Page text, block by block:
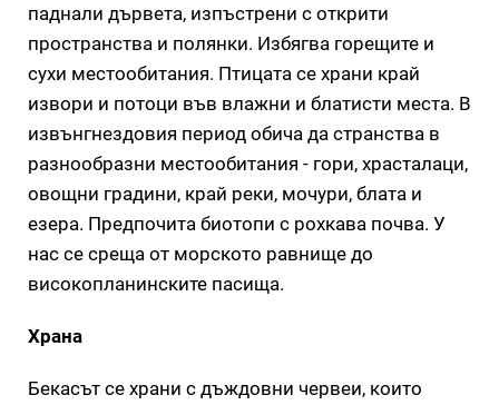
паднали дървета, изпъстрени с открити
пространства и полянки. Избягва горещите и
сухи местообитания. Птицата се храни край
извори и потоци във влажни и блатисти места. В
извънгнездовия период обича да странства в
разнообразни местообитания - гори, храсталаци,
овощни градини, край реки, мочури, блата и
езера. Предпочита биотопи с рохкава почва. У
нас се среща от морското равнище до
високопланинските пасища.
Храна
Бекасът се храни с дъждовни червеи, които